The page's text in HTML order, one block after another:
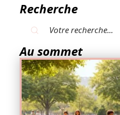
Recherche
Au sommet